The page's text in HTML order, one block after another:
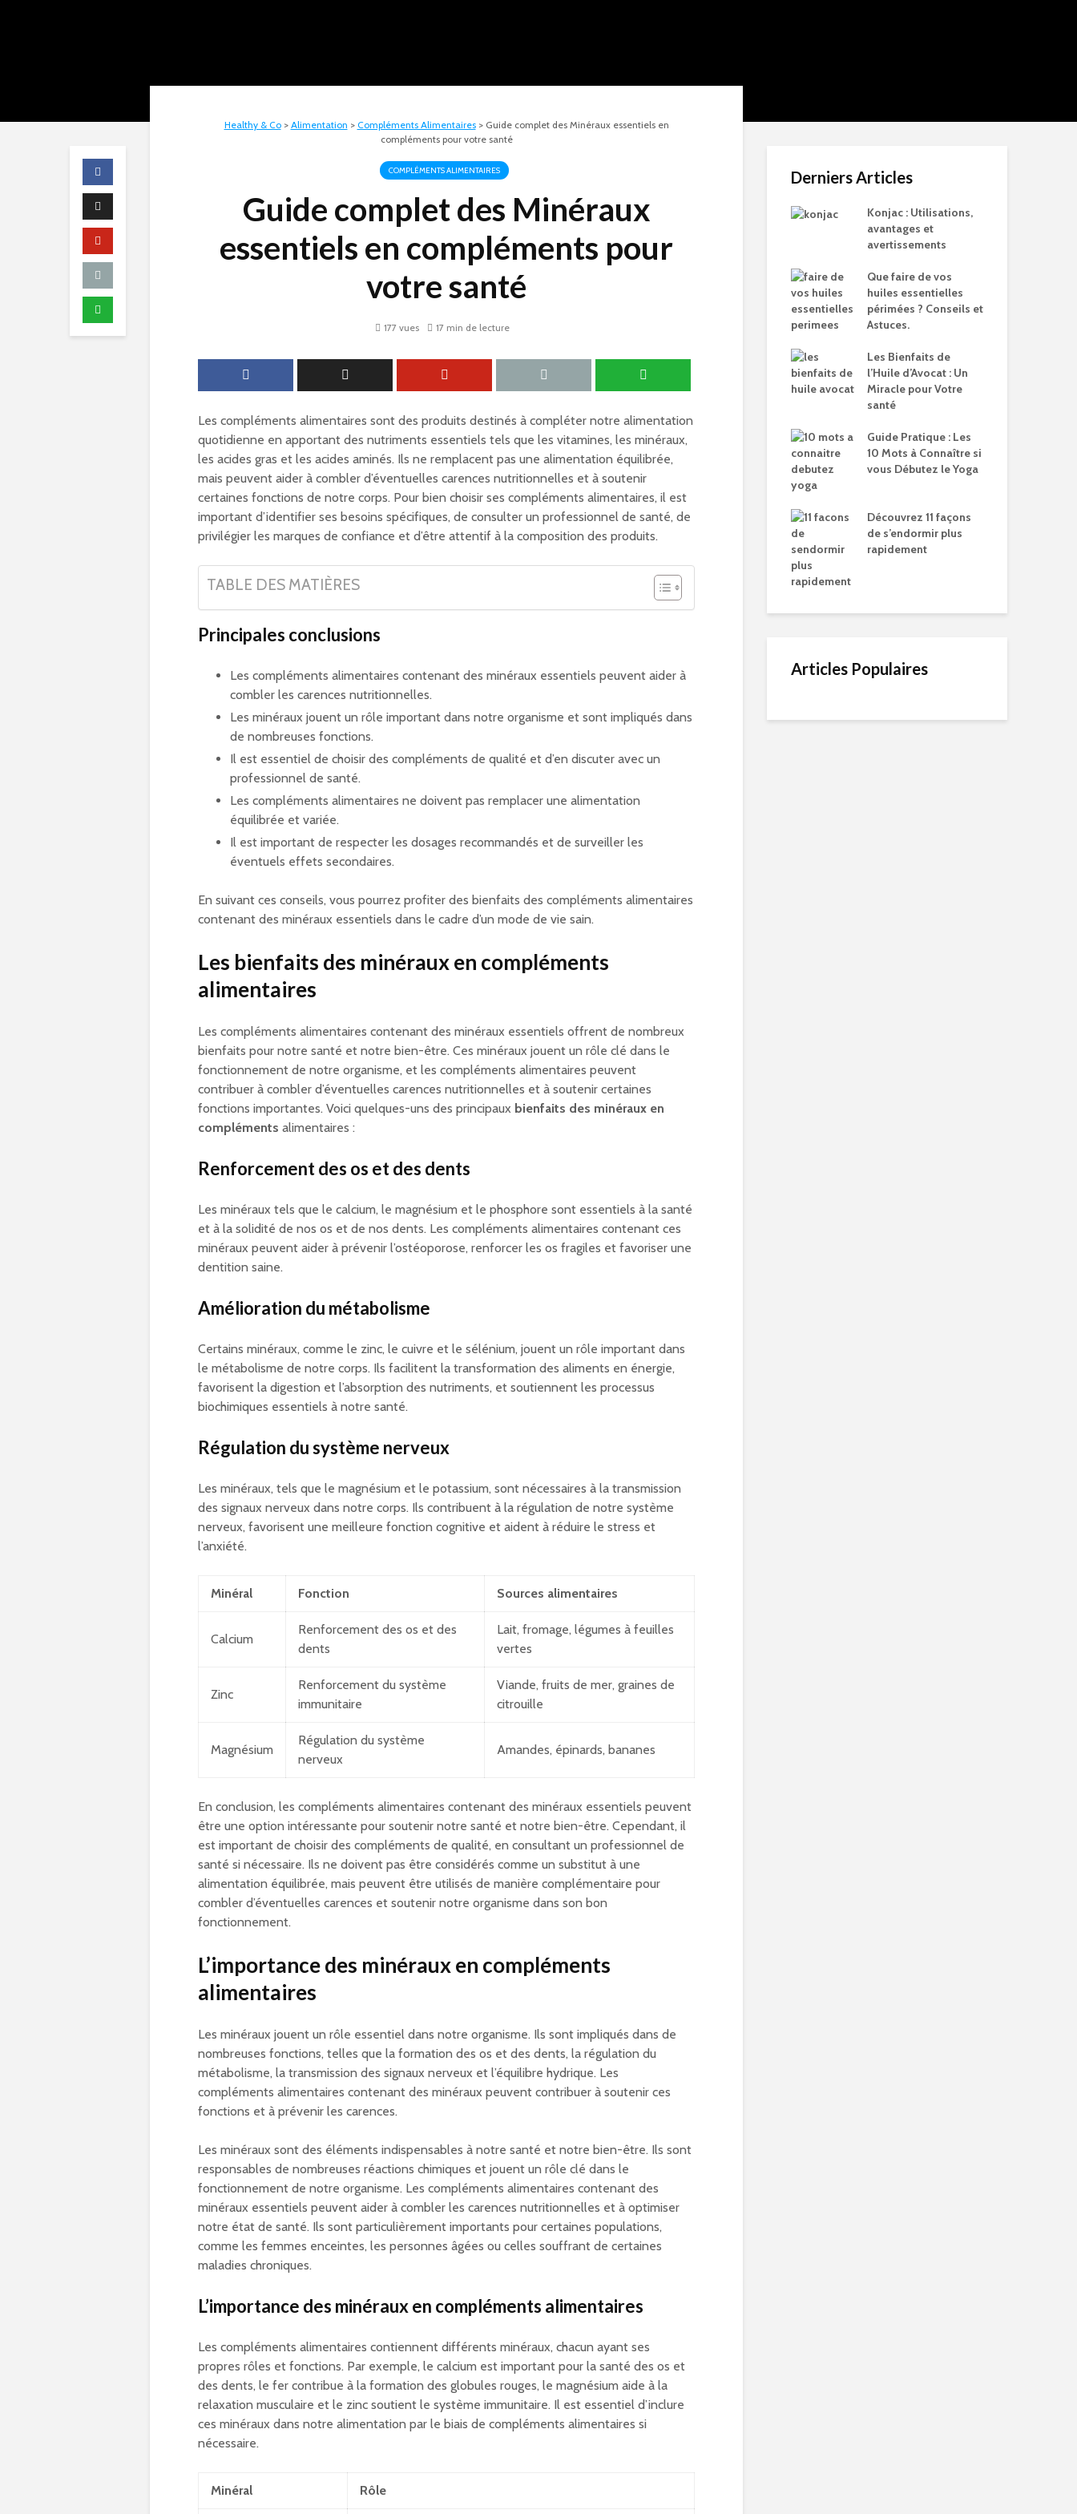
Healthy & Co> Alimentation > Compléments Alimentaires> Guide complet des Minéraux essentiels en
compléments pour votre santé
COMPLÉMENTS ALIMENTAIRES
Guide complet des Minéraux
essentiels en compléments pour
votre santé
177 vues 17 min de lecture
Les compléments alimentaires sont des produits destinés à compléter notre alimentation
quotidienne en apportant des nutriments essentiels tels que les vitamines, les minéraux,
les acides gras et les acides aminés. Ils ne remplacent pas une alimentation équilibrée,
mais peuvent aider à combler d’éventuelles carences nutritionnelles et à soutenir
certaines fonctions de notre corps. Pour bien choisir ses compléments alimentaires, il est
important d’identifier ses besoins spécifiques, de consulter un professionnel de santé, de
privilégier les marques de confiance et d’être attentif à la composition des produits.
TABLE DES MATIÈRES
Principales conclusions
Les compléments alimentaires contenant des minéraux essentiels peuvent aider à
combler les carences nutritionnelles.
Les minéraux jouent un rôle important dans notre organisme et sont impliqués dans
de nombreuses fonctions.
Il est essentiel de choisir des compléments de qualité et d’en discuter avec un
professionnel de santé.
Les compléments alimentaires ne doivent pas remplacer une alimentation
équilibrée et variée.
Il est important de respecter les dosages recommandés et de surveiller les
éventuels effets secondaires.
En suivant ces conseils, vous pourrez profiter des bienfaits des compléments alimentaires
contenant des minéraux essentiels dans le cadre d’un mode de vie sain.
Les bienfaits des minéraux en compléments
alimentaires
Les compléments alimentaires contenant des minéraux essentiels offrent de nombreux
bienfaits pour notre santé et notre bien-être. Ces minéraux jouent un rôle clé dans le
fonctionnement de notre organisme, et les compléments alimentaires peuvent
contribuer à combler d’éventuelles carences nutritionnelles et à soutenir certaines
fonctions importantes. Voici quelques-uns des principaux bienfaits des minéraux en
compléments alimentaires :
Renforcement des os et des dents
Les minéraux tels que le calcium, le magnésium et le phosphore sont essentiels à la santé
et à la solidité de nos os et de nos dents. Les compléments alimentaires contenant ces
minéraux peuvent aider à prévenir l’ostéoporose, renforcer les os fragiles et favoriser une
dentition saine.
Amélioration du métabolisme
Certains minéraux, comme le zinc, le cuivre et le sélénium, jouent un rôle important dans
le métabolisme de notre corps. Ils facilitent la transformation des aliments en énergie,
favorisent la digestion et l’absorption des nutriments, et soutiennent les processus
biochimiques essentiels à notre santé.
Régulation du système nerveux
Les minéraux, tels que le magnésium et le potassium, sont nécessaires à la transmission
des signaux nerveux dans notre corps. Ils contribuent à la régulation de notre système
nerveux, favorisent une meilleure fonction cognitive et aident à réduire le stress et
l’anxiété.
Minéral Fonction Sources alimentaires
Calcium
Renforcement des os et des
dents
Lait, fromage, légumes à feuilles
vertes
Zinc
Renforcement du système
immunitaire
Viande, fruits de mer, graines de
citrouille
Magnésium
Régulation du système
nerveux
Amandes, épinards, bananes
En conclusion, les compléments alimentaires contenant des minéraux essentiels peuvent
être une option intéressante pour soutenir notre santé et notre bien-être. Cependant, il
est important de choisir des compléments de qualité, en consultant un professionnel de
santé si nécessaire. Ils ne doivent pas être considérés comme un substitut à une
alimentation équilibrée, mais peuvent être utilisés de manière complémentaire pour
combler d’éventuelles carences et soutenir notre organisme dans son bon
fonctionnement.
L’importance des minéraux en compléments
alimentaires
Les minéraux jouent un rôle essentiel dans notre organisme. Ils sont impliqués dans de
nombreuses fonctions, telles que la formation des os et des dents, la régulation du
métabolisme, la transmission des signaux nerveux et l’équilibre hydrique. Les
compléments alimentaires contenant des minéraux peuvent contribuer à soutenir ces
fonctions et à prévenir les carences.
Les minéraux sont des éléments indispensables à notre santé et notre bien-être. Ils sont
responsables de nombreuses réactions chimiques et jouent un rôle clé dans le
fonctionnement de notre organisme. Les compléments alimentaires contenant des
minéraux essentiels peuvent aider à combler les carences nutritionnelles et à optimiser
notre état de santé. Ils sont particulièrement importants pour certaines populations,
comme les femmes enceintes, les personnes âgées ou celles souffrant de certaines
maladies chroniques.
L’importance des minéraux en compléments alimentaires
Les compléments alimentaires contiennent différents minéraux, chacun ayant ses
propres rôles et fonctions. Par exemple, le calcium est important pour la santé des os et
des dents, le fer contribue à la formation des globules rouges, le magnésium aide à la
relaxation musculaire et le zinc soutient le système immunitaire. Il est essentiel d’inclure
ces minéraux dans notre alimentation par le biais de compléments alimentaires si
nécessaire.
Minéral Rôle
Derniers Articles
Konjac : Utilisations,
avantages et
avertissements
Que faire de vos
huiles essentielles
périmées ? Conseils et
Astuces.
Les Bienfaits de
l’Huile d’Avocat : Un
Miracle pour Votre
santé
Guide Pratique : Les
10 Mots à Connaître si
vous Débutez le Yoga
Découvrez 11 façons
de s’endormir plus
rapidement
Articles Populaires